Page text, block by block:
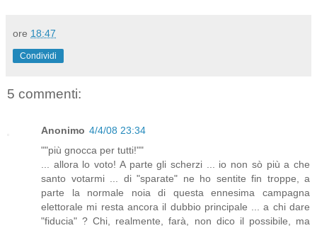
ore 18:47
Condividi
5 commenti:
Anonimo 4/4/08 23:34
""più gnocca per tutti!""
... allora lo voto! A parte gli scherzi ... io non sò più a che
santo votarmi ... di "sparate" ne ho sentite fin troppe, a
parte la normale noia di questa ennesima campagna
elettorale mi resta ancora il dubbio principale ... a chi dare
"fiducia" ? Chi, realmente, farà, non dico il possibile, ma